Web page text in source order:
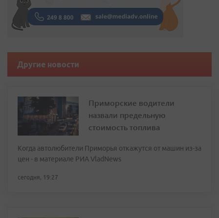
Другие новости
Приморские водители
назвали предельную
стоимость топлива
Когда автолюбители Приморья откажутся от машин из-за
цен - в материале РИА VladNews
сегодня, 19:27